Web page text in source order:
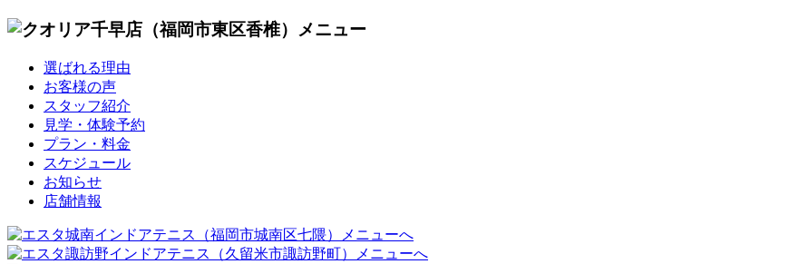
選ばれる理由
お客様の声
スタッフ紹介
見学・体験予約
プラン・料金
スケジュール
お知らせ
店舗情報